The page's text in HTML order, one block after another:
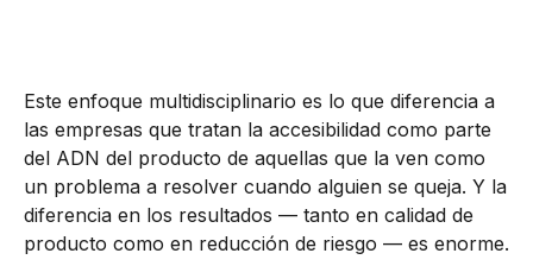
Este enfoque multidisciplinario es lo que diferencia a
las empresas que tratan la accesibilidad como parte
del ADN del producto de aquellas que la ven como
un problema a resolver cuando alguien se queja. Y la
diferencia en los resultados — tanto en calidad de
producto como en reducción de riesgo — es enorme.